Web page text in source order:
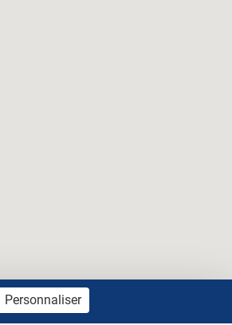
Personnaliser